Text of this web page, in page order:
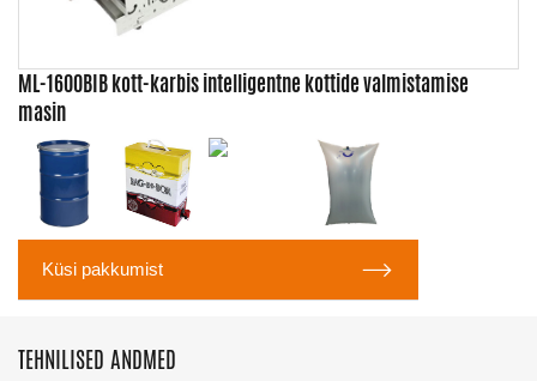
ML-1600BIB kott-karbis intelligentne kottide valmistamise
masin
Küsi pakkumist 
TEHNILISED ANDMED